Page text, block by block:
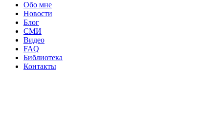
Обо мне
Новости
Блог
СМИ
Видео
FAQ
Библиотека
Контакты